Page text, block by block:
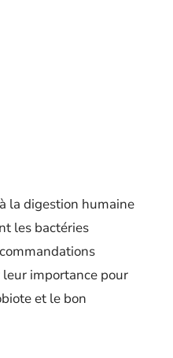
la digestion humaine
les bactéries
importance pour
et le bon